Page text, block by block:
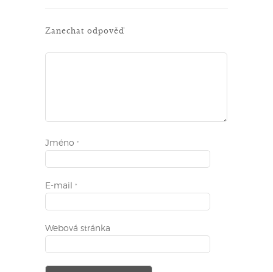
Zanechat odpověď
Jméno *
E-mail *
Webová stránka